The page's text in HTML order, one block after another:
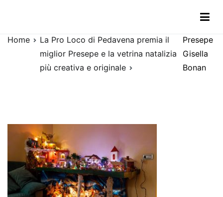
Presepe Gisella Bonan
Home
La Pro Loco di Pedavena premia il
miglior Presepe e la vetrina natalizia
più creativa e originale
Presepe
Gisella
Bonan